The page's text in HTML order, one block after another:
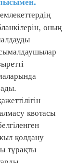
оның
квотасы
қолдану
тұрақты